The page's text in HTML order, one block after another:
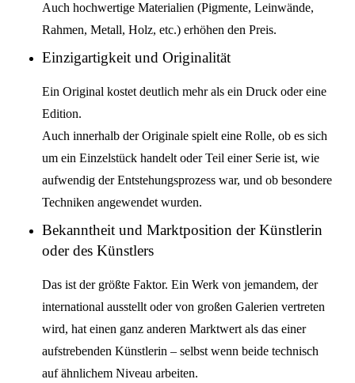
Auch hochwertige Materialien (Pigmente, Leinwände,
Rahmen, Metall, Holz, etc.) erhöhen den Preis.
Einzigartigkeit und Originalität
Ein Original kostet deutlich mehr als ein Druck oder eine
Edition.
Auch innerhalb der Originale spielt eine Rolle, ob es sich
um ein Einzelstück handelt oder Teil einer Serie ist, wie
aufwendig der Entstehungsprozess war, und ob besondere
Techniken angewendet wurden.
Bekanntheit und Marktposition der Künstlerin
oder des Künstlers
Das ist der größte Faktor. Ein Werk von jemandem, der
international ausstellt oder von großen Galerien vertreten
wird, hat einen ganz anderen Marktwert als das einer
aufstrebenden Künstlerin – selbst wenn beide technisch
auf ähnlichem Niveau arbeiten.